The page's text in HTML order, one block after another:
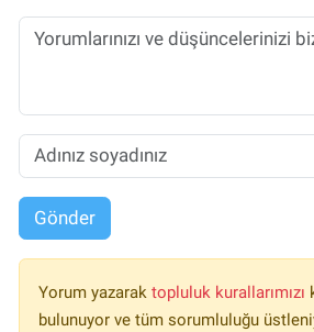
Gönder
Yorum yazarak topluluk kurallarımızı
bulunuyor ve tüm sorumluluğu